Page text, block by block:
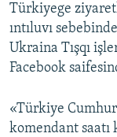
SÜRET
BLOGLAR
FİKİR
Русский
Türkiyege
ıntıluvı
Ukraina Tışqı
Facebook
«Türkiye
komendant